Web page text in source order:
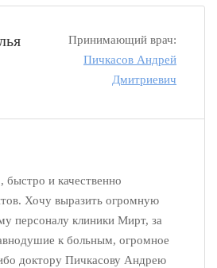
Принимающий врач:
Пичкасов Андрей
Дмитриевич
быстро и качественно
Хочу выразить огромную
персоналу клиники Мирт, за
к больным, огромное
доктору Пичкасову Андрею